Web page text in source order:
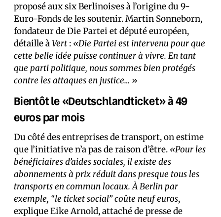
proposé aux six Berlinois·es à l’origine du 9-
Euro-Fonds de les soutenir. Martin Sonneborn,
fondateur de Die Partei et député européen,
détaille àVert : «Die Partei est intervenu pour que
cette belle idée puisse continuer à vivre. En tant
que parti politique, nous sommes bien protégés
contre les attaques en justice… »
Bientôt le «Deutschlandticket» à 49
euros par mois
Du côté des entreprises de transport, on estime
que l’initiative n’a pas de raison d’être. «Pour les
bénéficiaires d’aides sociales, il existe des
abonnements à prix réduit dans presque tous les
transports en commun locaux. À Berlin par
exemple, “le ticket social” coûte neuf euros,
explique Eike Arnold, attaché de presse de